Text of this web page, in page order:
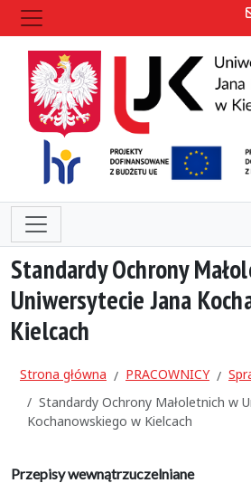
Standardy Ochrony
Uniwersytecie Jana
Kielcach
Strona główna PRACOWNICY
Standardy Ochrony Małoletnich w
Kochanowskiego w Kielcach
Przepisy wewnątrzuczelniane